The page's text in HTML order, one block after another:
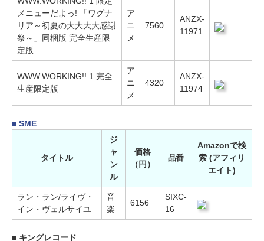
メニューだよっ! 「ワグナ
リア～初夏の大大大大感謝
祭～」同梱版 完全生産限
定版
ア
ニ
メ
7560
ANZX-
11971
WWW.WORKING!! 1 完全
生産限定版
ア
ニ
メ
4320
ANZX-
11974
■ SME
タイトル
ジ
ャ
ン
ル
価格
（円）
品番
Amazonで検
索 (アフィリ
エイト)
ラン・ラン/ライヴ・
イン・ヴェルサイユ
音
楽
6156
SIXC-
16
■ キングレコード